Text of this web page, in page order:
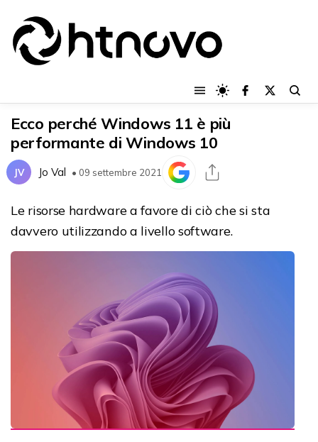
Ecco perché Windows 11 è più
performante di Windows 10
JV Jo Val • 09 settembre 2021
Le risorse hardware a favore di ciò che si sta
davvero utilizzando a livello software.